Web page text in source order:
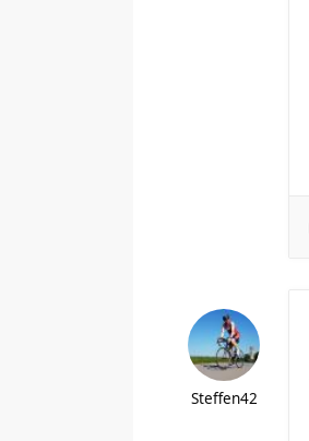
Steffen42